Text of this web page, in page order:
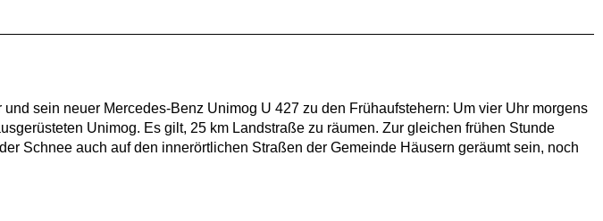
sein neuer Mercedes-Benz Unimog U 427 zu den Frühaufstehern: Um vier Uhr morgens
Unimog. Es gilt, 25 km Landstraße zu räumen. Zur gleichen frühen Stunde
Schnee auch auf den innerörtlichen Straßen der Gemeinde Häusern geräumt sein, noch